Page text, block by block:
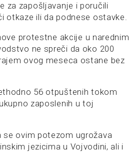
za zapošljavanje i poručili
otkaze ili da podnese ostavke.
protestne akcije u narednim
ne spreči da oko 200
ovog meseca ostane bez
56 otpuštenih tokom
zaposlenih u toj
se ovim potezom ugrožava
jezicima u Vojvodini, ali i